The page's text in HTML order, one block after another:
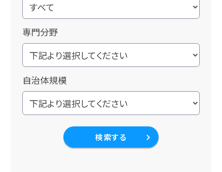
専門分野
自治体規模
検索する